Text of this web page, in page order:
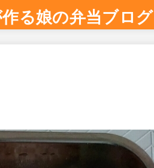
る娘の弁当ブログ